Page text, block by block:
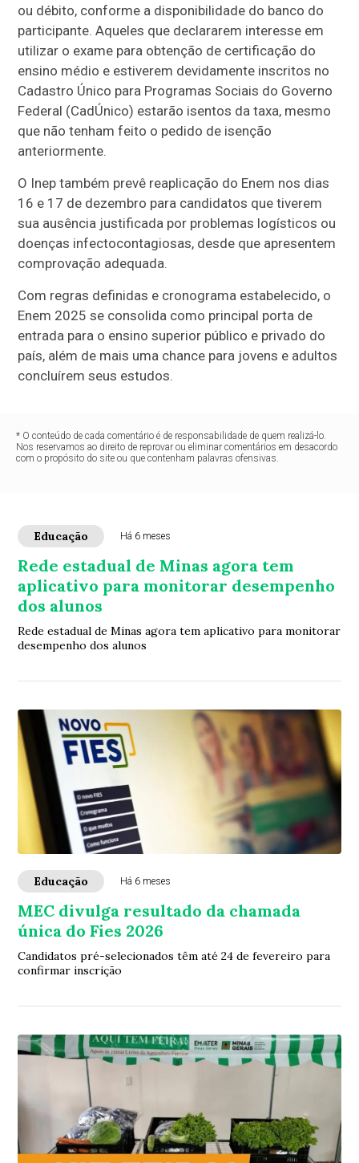
ou débito, conforme a disponibilidade do banco do
participante. Aqueles que declararem interesse em
utilizar o exame para obtenção de certificação do
ensino médio e estiverem devidamente inscritos no
Cadastro Único para Programas Sociais do Governo
Federal (CadÚnico) estarão isentos da taxa, mesmo
que não tenham feito o pedido de isenção
anteriormente.
O Inep também prevê reaplicação do Enem nos dias
16 e 17 de dezembro para candidatos que tiverem
sua ausência justificada por problemas logísticos ou
doenças infectocontagiosas, desde que apresentem
comprovação adequada.
Com regras definidas e cronograma estabelecido, o
Enem 2025 se consolida como principal porta de
entrada para o ensino superior público e privado do
país, além de mais uma chance para jovens e adultos
concluírem seus estudos.
* O conteúdo de cada comentário é de responsabilidade de quem realizá-lo.
Nos reservamos ao direito de reprovar ou eliminar comentários em desacordo
com o propósito do site ou que contenham palavras ofensivas.
Educação Há 6 meses
Rede estadual de Minas agora tem
aplicativo para monitorar desempenho
dos alunos
Rede estadual de Minas agora tem aplicativo para monitorar
desempenho dos alunos
Educação Há 6 meses
MEC divulga resultado da chamada
única do Fies 2026
Candidatos pré-selecionados têm até 24 de fevereiro para
confirmar inscrição